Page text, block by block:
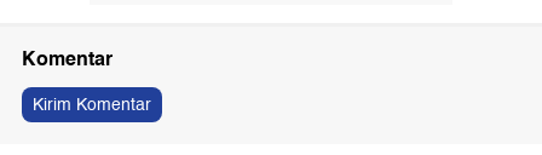
Komentar
Kirim Komentar